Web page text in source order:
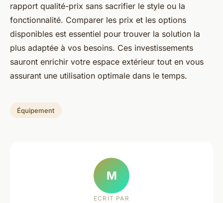
rapport qualité-prix sans sacrifier le style ou la
fonctionnalité. Comparer les prix et les options
disponibles est essentiel pour trouver la solution la
plus adaptée à vos besoins. Ces investissements
sauront enrichir votre espace extérieur tout en vous
assurant une utilisation optimale dans le temps.
Équipement
M
ECRIT PAR